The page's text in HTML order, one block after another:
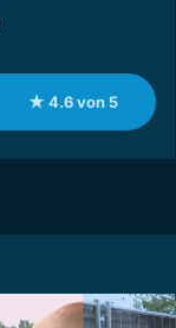
★ 4.6 von 5